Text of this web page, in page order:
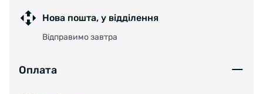
Нова пошта, у відділення
Відправимо завтра
Оплата